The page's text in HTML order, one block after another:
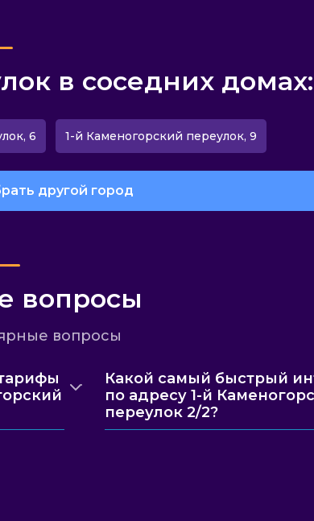
в соседних домах:
6 1-й Каменогорский переулок, 9
другой город
вопросы
вопросы
Какой самый быстрый
по адресу 1-й
переулок 2/2?